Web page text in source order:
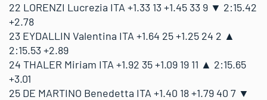
22 LORENZI Lucrezia ITA +1.33 13 +1.45 33 9 ▼ 2:15.42
+2.78
23 EYDALLIN Valentina ITA +1.64 25 +1.25 24 2 ▲
2:15.53 +2.89
24 THALER Miriam ITA +1.92 35 +1.09 19 11 ▲ 2:15.65
+3.01
25 DE MARTINO Benedetta ITA +1.40 18 +1.79 40 7 ▼